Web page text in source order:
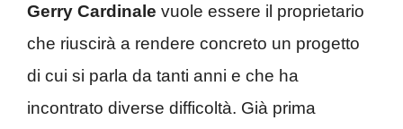
Gerry Cardinale vuole essere il proprietario
che riuscirà a rendere concreto un progetto
di cui si parla da tanti anni e che ha
incontrato diverse difficoltà. Già prima